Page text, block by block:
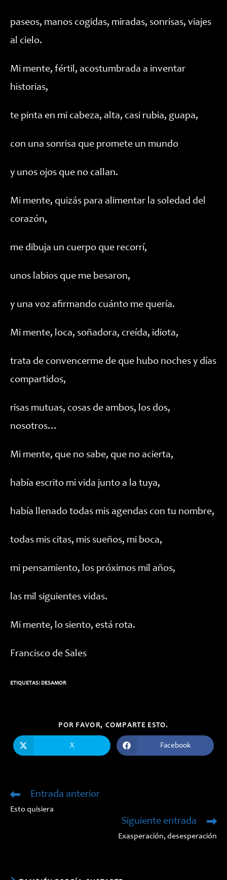
paseos, manos cogidas, miradas, sonrisas, viajes
al cielo.
Mi mente, fértil, acostumbrada a inventar
historias,
te pinta en mi cabeza, alta, casi rubia, guapa,
con una sonrisa que promete un mundo
y unos ojos que no callan.
Mi mente, quizás para alimentar la soledad del
corazón,
me dibuja un cuerpo que recorrí,
unos labios que me besaron,
y una voz afirmando cuánto me quería.
Mi mente, loca, soñadora, creída, idiota,
trata de convencerme de que hubo noches y días
compartidos,
risas mutuas, cosas de ambos, los dos,
nosotros…
Mi mente, que no sabe, que no acierta,
había escrito mi vida junto a la tuya,
había llenado todas mis agendas con tu nombre,
todas mis citas, mis sueños, mi boca,
mi pensamiento, los próximos mil años,
las mil siguientes vidas.
Mi mente, lo siento, está rota.
Francisco de Sales
ETIQUETAS: DESAMOR
POR FAVOR, COMPARTE ESTO.
CONTENIDO
abre
X
Se
abre
Facebook
Leer
artículos
Entrada anterior
Esto quisiera
Siguiente entrada
Exasperación, desesperación